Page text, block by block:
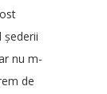
șederii
nu m-
de